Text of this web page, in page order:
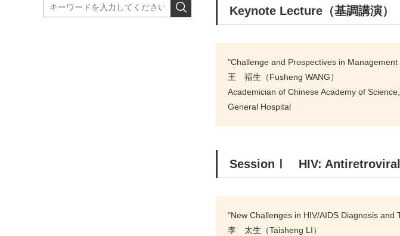
Keynote Lecture（基調講演）
"Challenge and Prospectives in
王 福生（Fusheng WANG）
Academician of Chinese Academy of
General Hospital
SessionⅠ HIV: Antiretroviral
"New Challenges in HIV/AIDS Diagnosis
李 太生（Taisheng LI）